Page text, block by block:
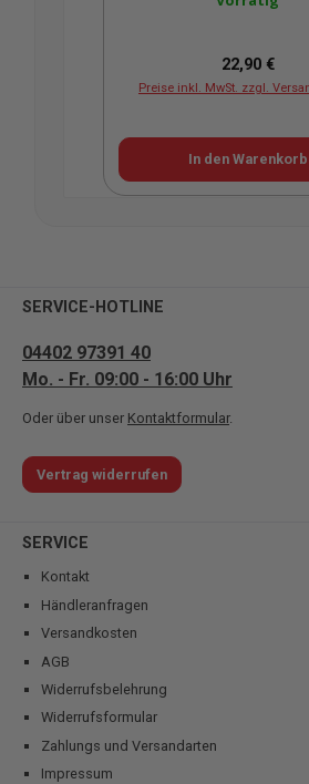
Regulärer
22,90 €
Preise inkl. MwSt. zzgl.
In den Warenkorb
SERVICE-HOTLINE
04402 97391 40
Mo. - Fr. 09:00 - 16:00 Uhr
Oder über unser Kontaktformular.
Vertrag widerrufen
SERVICE
Kontakt
Händleranfragen
Versandkosten
AGB
Widerrufsbelehrung
Widerrufsformular
Zahlungs und Versandarten
Impressum